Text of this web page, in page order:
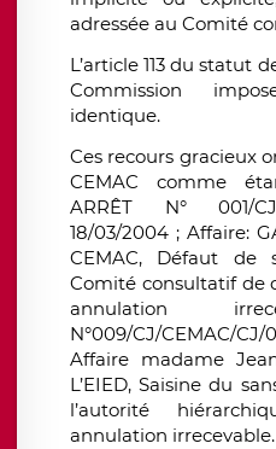
adressée au Comité
L’article 113 du statut
Commission
identique.
Ces recours gracieux
CEMAC comme
ARRÊT N° 001/
18/03/2004 ; Affaire:
CEMAC, Défaut de
Comité consultatif de
annulation
N°009/CJ/CEMAC/
Affaire madame
L’EIED, Saisine du
l’autorité
annulation irrecevable.